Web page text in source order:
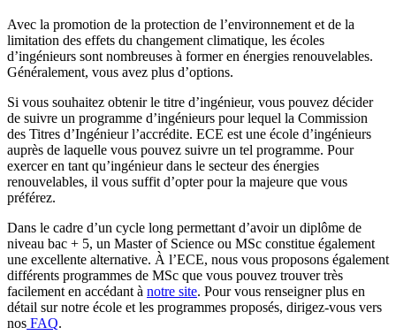
Avec la promotion de la protection de l’environnement et de la
limitation des effets du changement climatique, les écoles
d’ingénieurs sont nombreuses à former en énergies renouvelables.
Généralement, vous avez plus d’options.
Si vous souhaitez obtenir le titre d’ingénieur, vous pouvez décider
de suivre un programme d’ingénieurs pour lequel la Commission
des Titres d’Ingénieur l’accrédite. ECE est une école d’ingénieurs
auprès de laquelle vous pouvez suivre un tel programme. Pour
exercer en tant qu’ingénieur dans le secteur des énergies
renouvelables, il vous suffit d’opter pour la majeure que vous
préférez.
Dans le cadre d’un cycle long permettant d’avoir un diplôme de
niveau bac + 5, un Master of Science ou MSc constitue également
une excellente alternative. À l’ECE, nous vous proposons également
différents programmes de MSc que vous pouvez trouver très
facilement en accédant à notre site. Pour vous renseigner plus en
détail sur notre école et les programmes proposés, dirigez-vous vers
nos FAQ.